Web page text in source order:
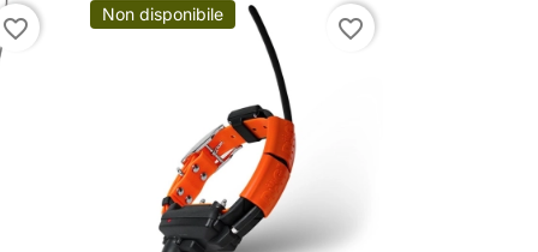
favorite_border Non disponibile favorite_border